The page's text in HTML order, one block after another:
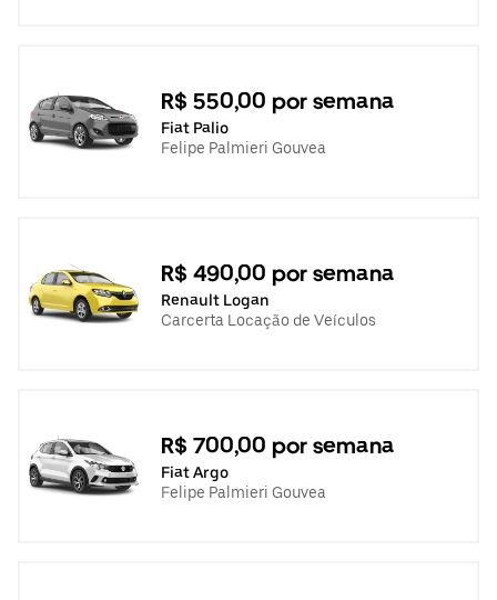
R$ 550,00 por semana
Fiat Palio
Felipe Palmieri Gouvea
R$ 490,00 por semana
Renault Logan
Carcerta Locação de Veículos
R$ 700,00 por semana
Fiat Argo
Felipe Palmieri Gouvea